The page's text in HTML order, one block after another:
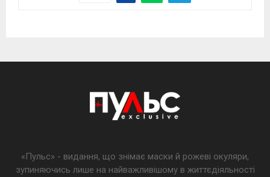
«Пульс» - видання, що знімає маски й рожеві окуляри,
зупиняючись лише на найважливішому в життєдіяльності